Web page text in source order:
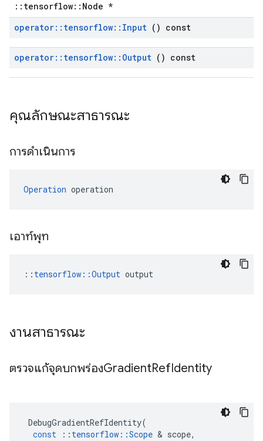
::tensorflow::Node *
operator:: tensorflow:: Input () const
operator:: tensorflow:: Output () const
คุณลักษณะสาธารณะ
การดำเนินการ
Operation operation
เอาท์พุท
:: tensorflow::Output output
งานสาธารณะ
ตรวจแก้จุดบกพร่องGradientRefIdentity
DebugGradientRefIdentity(
const
:: tensorflow ::Scope & scope,